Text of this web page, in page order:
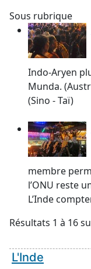
Sous rubrique
Indo-Aryen
Munda.
(Sino - Taï)
membre
l’ONU reste
L’Inde
Résultats 1 à 16
L'Inde